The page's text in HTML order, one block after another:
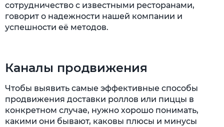
сотрудничество с известными ресторанами,
говорит о надежности нашей компании и
успешности её методов.
Каналы продвижения
Чтобы выявить самые эффективные способы
продвижения доставки роллов или пиццы в
конкретном случае, нужно хорошо понимать,
какими они бывают, каковы плюсы и минусы